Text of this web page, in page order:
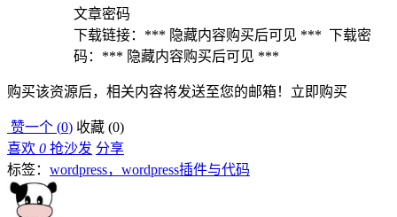
文章密码
下载链接：*** 隐藏内容购买后可见 *** 下载密
码：*** 隐藏内容购买后可见 ***
购买该资源后，相关内容将发送至您的邮箱！ 立即购买
赞一个 (0) 收藏 (0)
喜欢 0 抢沙发 分享
标签： wordpress，wordpress插件与代码